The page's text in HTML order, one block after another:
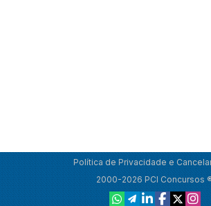
Política de Privacidade e
2000-2026 PCI Concursos